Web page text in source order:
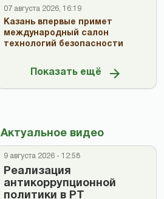
07 августа 2026, 16:19
Казань впервые примет
международный салон
технологий безопасности
Показать ещё
Актуальное видео
9 августа 2026 - 12:58
Реализация
антикоррупционной
политики в РТ